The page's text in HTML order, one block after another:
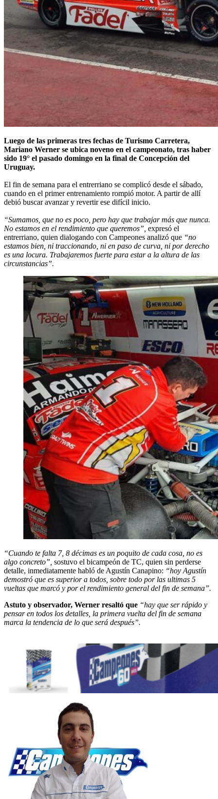
Luego de las primeras tres fechas de Turismo Carretera,
Mariano Werner se ubica noveno en el campeonato, tras haber
sido 19° el pasado domingo en la final de Concepción del
Uruguay.
El fin de semana para el entrerriano se complicó desde el sábado,
cuando en el primer entrenamiento rompió motor. A partir de allí
debió buscar avanzar y revertir ese difícil inicio.
“Sumamos, que no es poco, pero hay que trabajar más que nunca.
No estamos en el rendimiento que queremos”, expresó el
entrerriano, quien dialogando con Campeones analizó que “no
estamos bien, ni traccionando, ni en paso de curva, ni por derecho
es una locura. Trabajaremos fuerte para estar a la altura de las
circunstancias”.
“Cuando te falta 7, 8 décimas es un poquito de cada cosa, no es
algo concreto”, sostuvo el bicampeón de TC, quien sin perderse
detalle, inmediatamente habló de Agustín Canapino: “hoy Agustín
demostró que es superior a todos, sobre todo por las ultimas 5
vueltas que marcó y por el rendimiento general del fin de semana”.
Astuto y observador, Werner resaltó que “hay que ser rápido y
pensar en todos los detalles, la primera vuelta del fin de semana
marca la tendencia de lo que será después”.